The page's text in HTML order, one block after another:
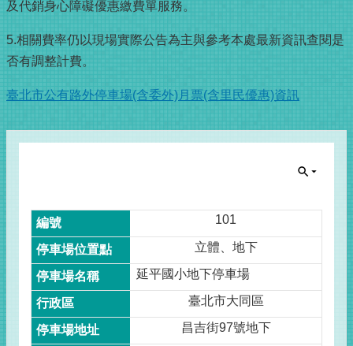
及代銷身心障礙優惠繳費單服務。
5.相關費率仍以現場實際公告為主與參考本處最新資訊查閱是
否有調整計費。
臺北市公有路外停車場(含委外)月票(含里民優惠)資訊
101
立體、地下
延平國小地下停車場
臺北市大同區
昌吉街97號地下